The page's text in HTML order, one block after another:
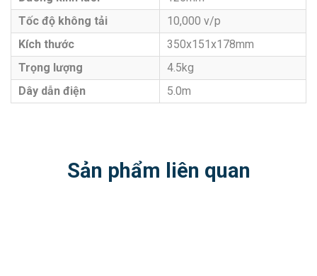
Tốc độ không tải
10,000 v/p
Kích thước
350x151x178mm
Trọng lượng
4.5kg
Dây dẫn điện
5.0m
Sản phẩm liên quan